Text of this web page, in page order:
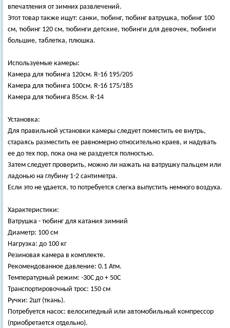
впечатления от зимних развлечений.
Этот товар также ищут: санки, тюбинг, тюбинг ватрушка, тюбинг 100
см, тюбинг 120 см, тюбинги детские, тюбинги для девочек, тюбинги
большие, таблетка, плюшка.
Используемые камеры:
Камера для тюбинга 120см. R-16 195/205
Камера для тюбинга 100см. R-16 175/185
Камера для тюбинга 85см. R-14
Установка:
Для правильной установки камеры следует поместить ее внутрь,
стараясь разместить ее равномерно относительно краев, и надувать
ее до тех пор, пока она не раздуется полностью.
Затем следует проверить, можно ли нажать на ватрушку пальцем или
ладонью на глубину 1-2 сантиметра.
Если это не удается, то потребуется слегка выпустить немного воздуха.
Характеристики:
Ватрушка - тюбинг для катания зимний
Диаметр: 100 см
Нагрузка: до 100 кг
Резиновая камера в комплекте.
Рекомендованное давление: 0.1 Атм.
Температурный режим: -30С до + 50С
Транспортировочный трос: 150 см
Ручки: 2шт (ткань).
Потребуется насос: велосипедный или автомобильный компрессор
(приобретается отдельно).